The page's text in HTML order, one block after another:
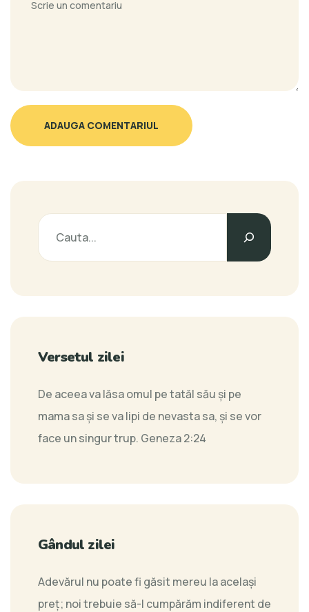
ADAUGA COMENTARIUL
Versetul zilei
De aceea va lăsa omul pe tatăl său şi pe
mama sa şi se va lipi de nevasta sa, şi se vor
face un singur trup. Geneza 2:24
Gândul zilei
Adevărul nu poate fi găsit mereu la acelaşi
preţ; noi trebuie să-l cumpărăm indiferent de